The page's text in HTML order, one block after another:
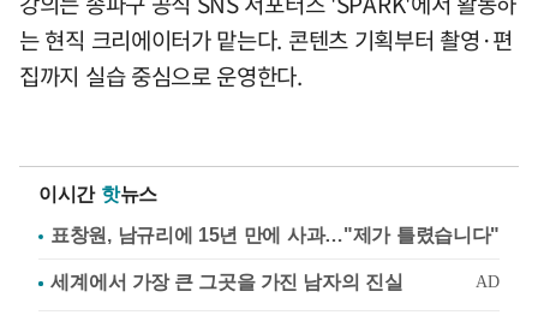
는 현직 크리에이터가 맡는다. 콘텐츠 기획부터 촬영·편
집까지 실습 중심으로 운영한다.
이시간 핫뉴스
표창원, 남규리에 15년 만에 사과…"제가 틀렸습니다"